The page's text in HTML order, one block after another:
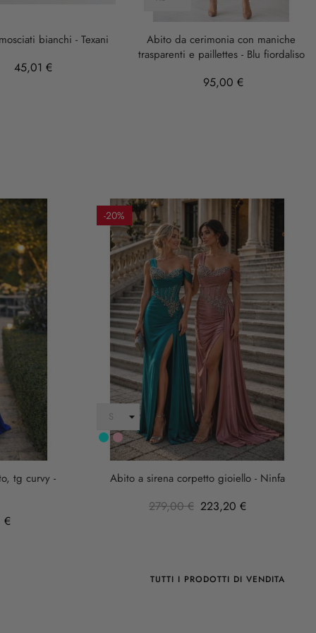
bianchi - Texani
45,01 €
Abito da cerimonia con maniche
trasparenti e paillettes - Blu fiordaliso
95,00 €
tg curvy -
€
-20%
Turchese
rosa
anticha
Abito a sirena corpetto gioiello - Ninfa
279,00 € 223,20 €
TUTTI I PRODOTTI DI VENDITA